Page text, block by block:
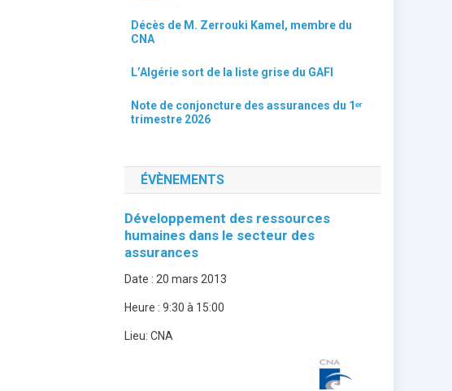
Décès de M. Zerrouki Kamel, membre du
CNA
L’Algérie sort de la liste grise du GAFI
Note de conjoncture des assurances du 1ᵉʳ
trimestre 2026
ÉVÈNEMENTS
Développement des ressources
humaines dans le secteur des
assurances
Date : 20 mars 2013
Heure :9:30 à 15:00
Lieu:CNA